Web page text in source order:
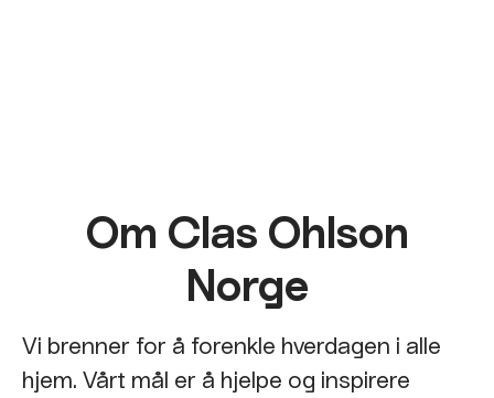
Om Clas Ohlson
Norge
Vi brenner for å forenkle hverdagen i alle
hjem. Vårt mål er å hjelpe og inspirere